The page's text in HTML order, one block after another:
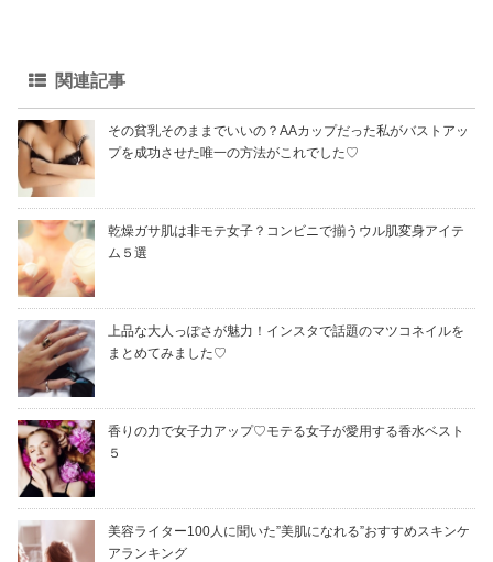
関連記事
その貧乳そのままでいいの？AAカップだった私がバストアッ
プを成功させた唯一の方法がこれでした♡
乾燥ガサ肌は非モテ女子？コンビニで揃うウル肌変身アイテ
ム５選
上品な大人っぽさが魅力！インスタで話題のマツコネイルを
まとめてみました♡
香りの力で女子力アップ♡モテる女子が愛用する香水ベスト
５
美容ライター100人に聞いた”美肌になれる”おすすめスキンケ
アランキング